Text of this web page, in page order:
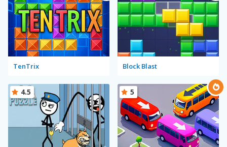
TenTrix Block Blast
4.5 5